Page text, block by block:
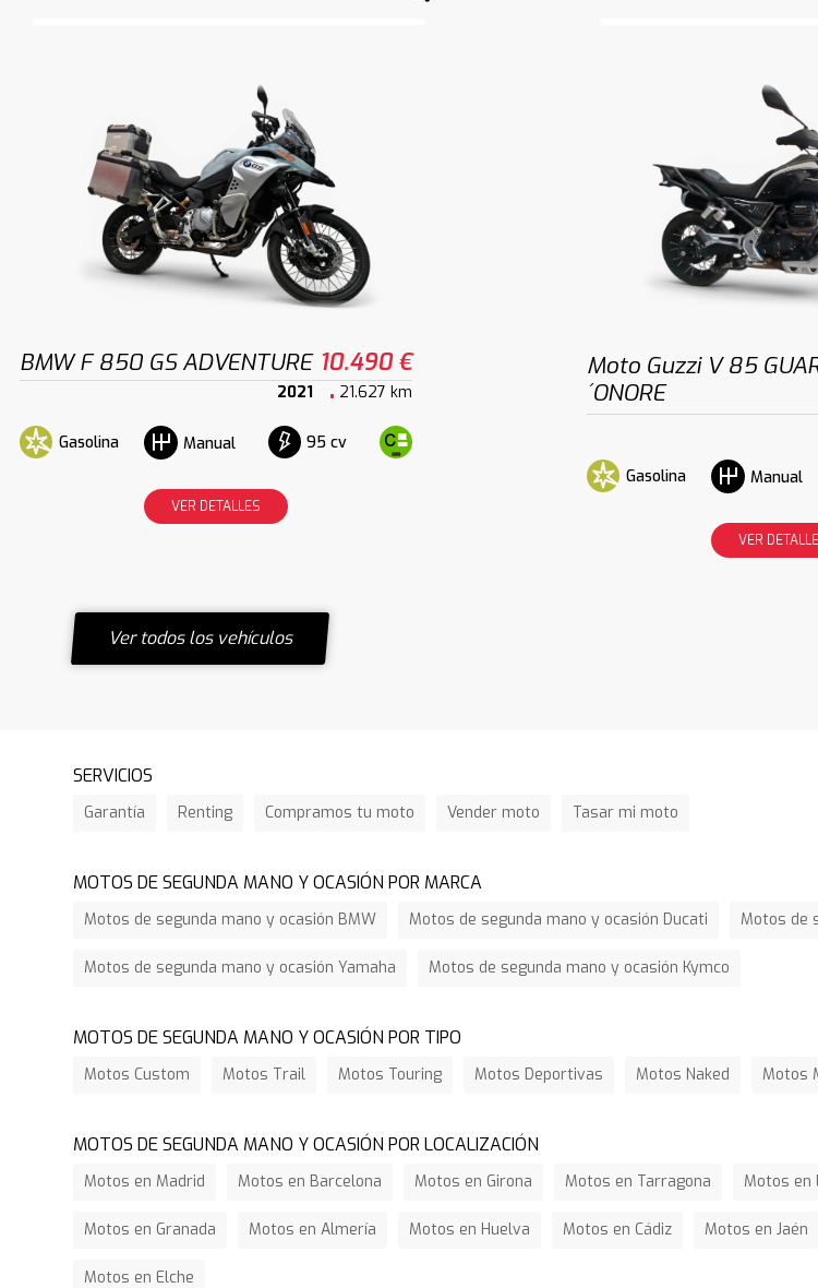
BMW F 850 GS ADVENTURE 10.490 €
2021 21.627 km
Gasolina Manual 95 cv
VER DETALLES
Moto Guzzi V 85
´ONORE
Gasolina Manual
VER
Ver todos los vehículos
SERVICIOS
Garantía Renting Compramos tu moto Vender moto Tasar mi moto
MOTOS DE SEGUNDA MANO Y OCASIÓN POR MARCA
Motos de segunda mano y ocasión BMW Motos de segunda mano y ocasión Ducati Motos de
Motos de segunda mano y ocasión Yamaha Motos de segunda mano y ocasión Kymco
MOTOS DE SEGUNDA MANO Y OCASIÓN POR TIPO
Motos Custom Motos Trail Motos Touring Motos Deportivas Motos Naked Motos
MOTOS DE SEGUNDA MANO Y OCASIÓN POR LOCALIZACIÓN
Motos en Madrid Motos en Barcelona Motos en Girona Motos en Tarragona Motos en
Motos en Granada Motos en Almería Motos en Huelva Motos en Cádiz Motos en Jaén
Motos en Elche